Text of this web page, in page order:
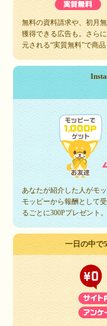
無料の資料請求や、初月
獲得できる広告も。さら
元される“実質無料”で商
あなたが紹介した人がモ
モッピーから報酬として
るごとに300Pプレゼント。
一日の中で